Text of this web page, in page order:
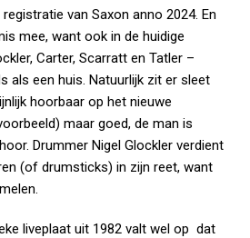
van Saxon anno 2024. En
mee, want ook in de huidige
Carter, Scarratt en Tatler –
als een huis. Natuurlijk zit er sleet
hoorbaar op het nieuwe
maar goed, de man is
Drummer Nigel Glockler verdient
(of drumsticks) in zijn reet, want
liveplaat uit 1982 valt wel op dat